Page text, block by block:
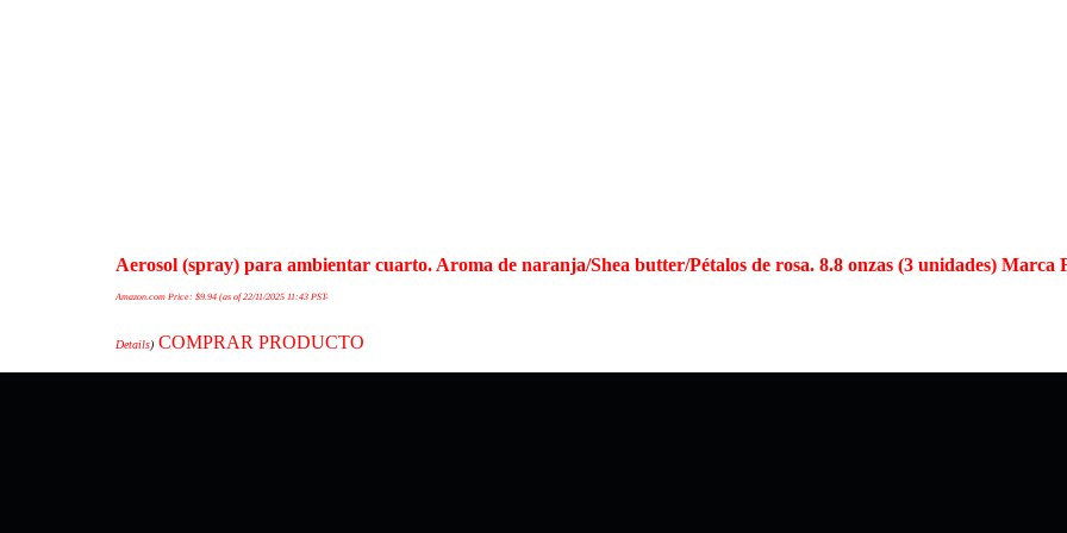
Aerosol (spray) para ambientar cuarto. Aroma de naranja/Shea butter/Pétalos de rosa. 8.8 onzas (3 unidades) Marca
Amazon.com Price: $9.94 (as of 22/11/2025 11:43 PST-
Details) COMPRAR PRODUCTO